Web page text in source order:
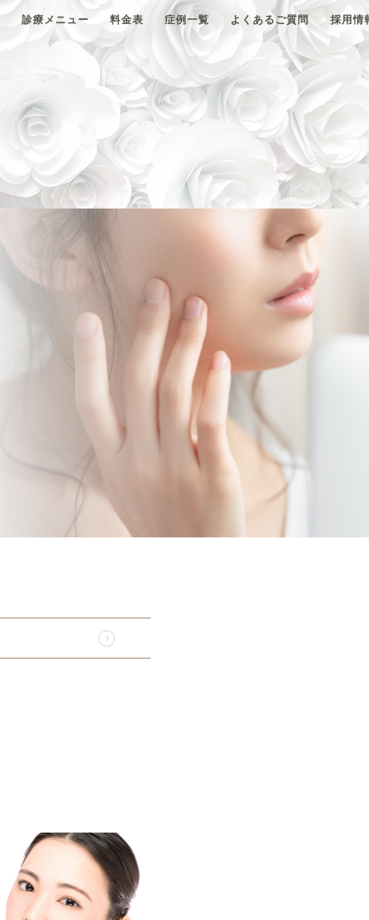
診療メニュー 料金表 症例一覧 よくあるご質問 採用情